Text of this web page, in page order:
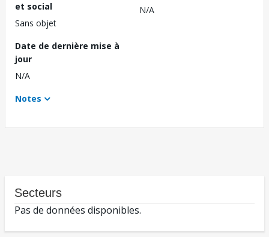
et social
Sans objet
N/A
Date de dernière mise à
jour
N/A
Notes
Secteurs
Pas de données disponibles.